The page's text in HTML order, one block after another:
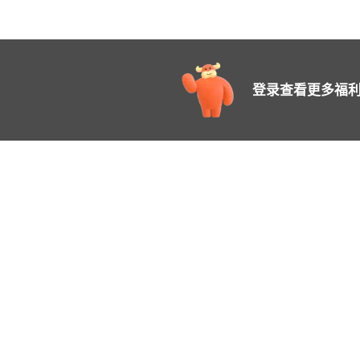
登录查看更多福